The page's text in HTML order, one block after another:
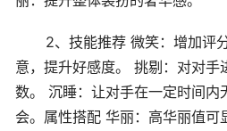
2、技能推荐 微笑：增加评
意，提升好感度。 挑剔：对对手
数。 沉睡：让对手在一定时间内
会。属性搭配 华丽：高华丽值可